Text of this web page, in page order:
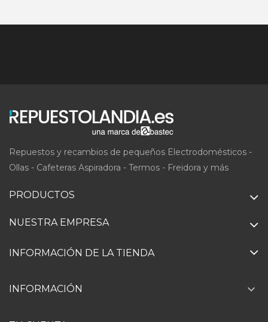
Repuestos y recambios de pequeños Electrodomésticos -
Ollas - Cafeteras Aspiradora - Termos - Freidora y más
PRODUCTOS
NUESTRA EMPRESA
INFORMACIÓN DE LA TIENDA
INFORMACIÓN 